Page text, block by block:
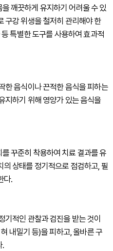
깨끗하게 유지하기 어려울 수 있
구강 위생을 철저히 관리해야 한
특별한 도구를 사용하여 효과적
한 음식이나 끈적한 음식을 피하는
지하기 위해 영양가 있는 음식을
꾸준히 착용하여 치료 결과를 유
상태를 정기적으로 점검하고, 필
다.
기적인 관찰과 검진을 받는 것이
내밀기 등)을 피하고, 올바른 구
.